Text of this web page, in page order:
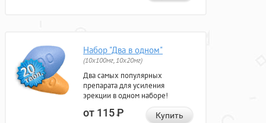
Набор "Два в одном"
(10x100мг, 10x20мг)
Два самых популярных
препарата для усиления
эрекции в одном наборе!
от 115Р Купить